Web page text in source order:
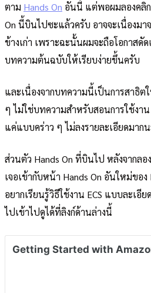
ตาม Hands On อันนี้ แต่พอผมลองคลิก
On นี้บินไปซะแล้วครับ อาจจะเนื่องม
ข้างเก่า เพราะฉะนั้นผมจะถือโอกาส
บทความต้นฉบับให้เรียบง่ายขึ้นครับ
และเนื่องจากบทความนี้เป็นการสาธิตใ
ๆ ไม่ใช่บทความสำหรับสอนการใช้งา
แค่แบบคร่าว ๆ ไม่ลงรายละเอียดมาก
ส่วนตัว Hands On ที่บินไป หลังจากล
เจอเข้ากับหน้า Hands On อันใหม่ขอ
อยากเรียนรู้วิธีใช้งาน ECS แบบละเอี
ไปเข้าไปดูได้ที่ลิงก์ด้านล่างนี้